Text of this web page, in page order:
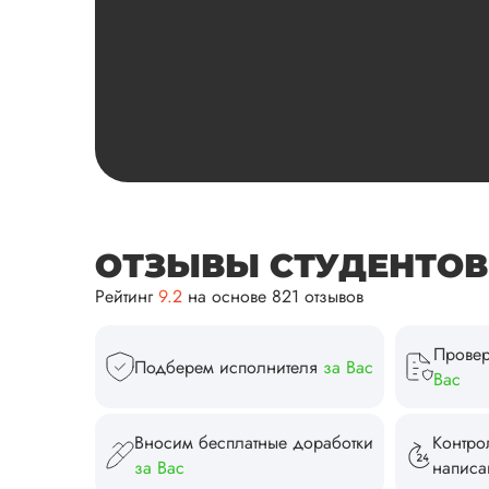
ОТЗЫВЫ СТУДЕНТОВ
Рейтинг9.2 на основе 821 отзывов
Подберем исполнителя за Вас
Вас
Вносим бесплатные доработки
за Вас